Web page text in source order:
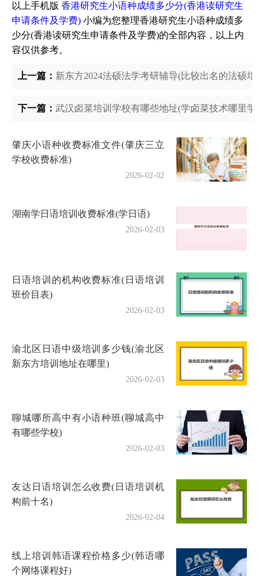
以上手机版 香港研究生小语种成绩多少分(香港读研究生
申请条件及学费) 小编为您整理香港研究生小语种成绩多
少分(香港读研究生申请条件及学费)的全部内容，以上内
容仅供参考。
上一篇： 新东方2024法硕法学考研辅导(比较出名的法硕培
下一篇： 武汉卤菜培训学校有哪些地址(学卤菜技术哪里学,
肇庆小语种收费标准文件(肇庆三立
学校收费标准)
2026-02-02
湖南学日语培训收费标准(学日语)
2026-02-03
日语培训的机构收费标准(日语培训
班价目表)
2026-02-03
渝北区日语中级培训多少钱(渝北区
新东方培训地址在哪里)
2026-02-03
聊城哪所高中有小语种班(聊城高中
有哪些学校)
2026-02-03
友达日语培训怎么收费(日语培训机
构前十名)
2026-02-04
线上培训韩语课程价格多少(韩语哪
个网络课程好)